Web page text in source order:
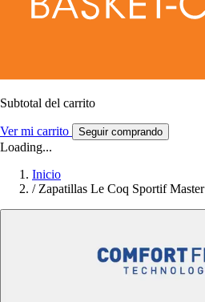
Subtotal del carrito
Ver mi carrito Seguir comprando
Loading...
Inicio
/ Zapatillas Le Coq Sportif Master